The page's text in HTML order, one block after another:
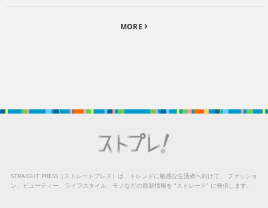
MORE
STRAIGHT PRESS（ストレートプレス）は、トレンドに敏感な生活者へ向けて、
ファッショ
ン、ビューティー、ライフスタイル、モノなどの最新情報を “ストレート” に発信します。